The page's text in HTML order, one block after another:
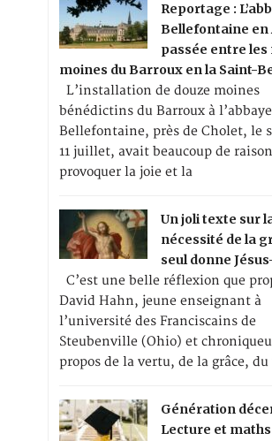
Reportage :
Bellefontaine en
passée entre les
moines du Barroux en la Saint-
L’installation de douze moines
bénédictins du Barroux à
Bellefontaine, près de Cholet, le
11 juillet, avait beaucoup de
provoquer la joie et la
Un joli texte sur
nécessité de la
seul donne
C’est une belle réflexion que
David Hahn, jeune enseignant à
l’université des Franciscains de
Steubenville (Ohio) et
propos de la vertu, de la grâce,
Génération
Lecture et maths